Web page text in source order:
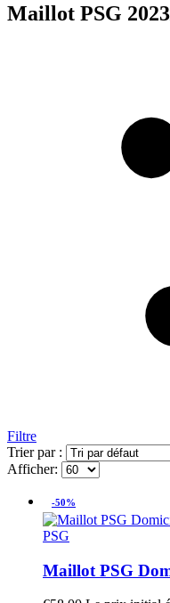
Maillot PSG
Filtre
Trier par :
Afficher:
-50%
PSG
Maillot PSG